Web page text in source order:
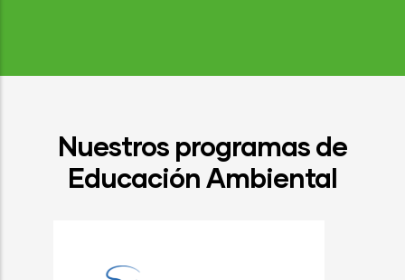
Nuestros programas de
Educación Ambiental